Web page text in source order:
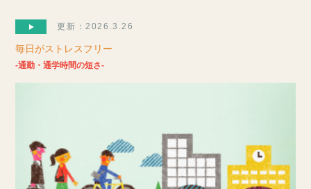
更新：2026.3.26
毎日がストレスフリー
-通勤・通学時間の短さ-